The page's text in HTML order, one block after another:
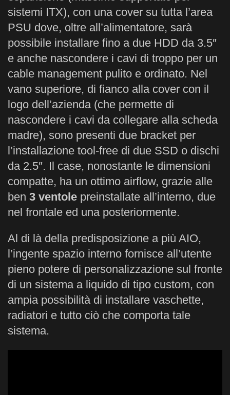
sistemi ITX), con una cover su tutta l’area
PSU dove, oltre all’alimentatore, sarà
possibile installare fino a due HDD da 3.5″
e anche nascondere i cavi di troppo per un
cable management pulito e ordinato. Nel
vano superiore, di fianco alla cover con il
logo dell’azienda (che permette di
nascondere i cavi da collegare alla scheda
madre), sono presenti due bracket per
l’installazione tool-free di due SSD o dischi
da 2.5″. Il case, nonostante le dimensioni
compatte, ha un ottimo airflow, grazie alle
ben 3 ventole preinstallate all’interno, due
nel frontale ed una posteriormente.
Al di là della predisposizione a più AIO,
l’ingente spazio interno fornisce all’utente
pieno potere di personalizzazione sul fronte
di un sistema a liquido di tipo custom, con
ampia possibilità di installare vaschette,
radiatori e tutto ciò che comporta tale
sistema.